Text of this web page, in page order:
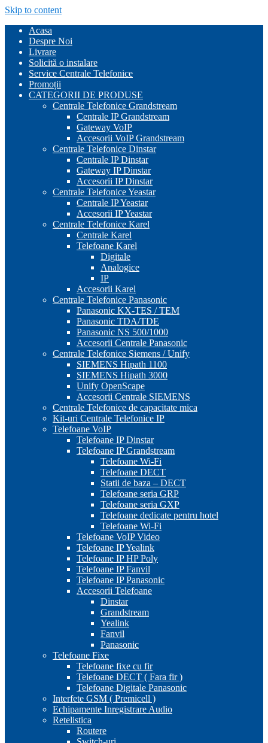
Skip to content
Acasa
Despre Noi
Livrare
Solicită o instalare
Service Centrale Telefonice
Promoții
CATEGORII DE PRODUSE
Centrale Telefonice Grandstream
Centrale IP Grandstream
Gateway VoIP
Accesorii VoIP Grandstream
Centrale Telefonice Dinstar
Centrale IP Dinstar
Gateway IP Dinstar
Accesorii IP Dinstar
Centrale Telefonice Yeastar
Centrale IP Yeastar
Accesorii IP Yeastar
Centrale Telefonice Karel
Centrale Karel
Telefoane Karel
Digitale
Analogice
IP
Accesorii Karel
Centrale Telefonice Panasonic
Panasonic KX-TES / TEM
Panasonic TDA/TDE
Panasonic NS 500/1000
Accesorii Centrale Panasonic
Centrale Telefonice Siemens / Unify
SIEMENS Hipath 1100
SIEMENS Hipath 3000
Unify OpenScape
Accesorii Centrale SIEMENS
Centrale Telefonice de capacitate mica
Kit-uri Centrale Telefonice IP
Telefoane VoIP
Telefoane IP Dinstar
Telefoane IP Grandstream
Telefoane Wi-Fi
Telefoane DECT
Statii de baza – DECT
Telefoane seria GRP
Telefoane seria GXP
Telefoane dedicate pentru hotel
Telefoane Wi-Fi
Telefoane VoIP Video
Telefoane IP Yealink
Telefoane IP HP Poly
Telefoane IP Fanvil
Telefoane IP Panasonic
Accesorii Telefoane
Dinstar
Grandstream
Yealink
Fanvil
Panasonic
Telefoane Fixe
Telefoane fixe cu fir
Telefoane DECT ( Fara fir )
Telefoane Digitale Panasonic
Interfete GSM ( Premicell )
Echipamente Inregistrare Audio
Retelistica
Routere